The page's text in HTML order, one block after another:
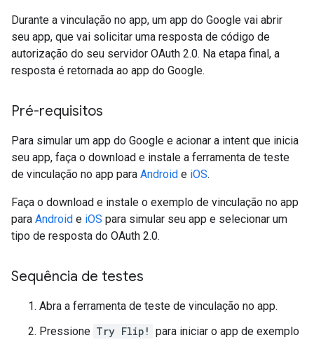
Durante a vinculação no app, um app do Google vai abrir
seu app, que vai solicitar uma resposta de código de
autorização do seu servidor OAuth 2.0. Na etapa final, a
resposta é retornada ao app do Google.
Pré-requisitos
Para simular um app do Google e acionar a intent que inicia
seu app, faça o download e instale a ferramenta de teste
de vinculação no app para Android e iOS.
Faça o download e instale o exemplo de vinculação no app
para Android e iOS para simular seu app e selecionar um
tipo de resposta do OAuth 2.0.
Sequência de testes
Abra a ferramenta de teste de vinculação no app.
Pressione Try Flip! para iniciar o app de exemplo